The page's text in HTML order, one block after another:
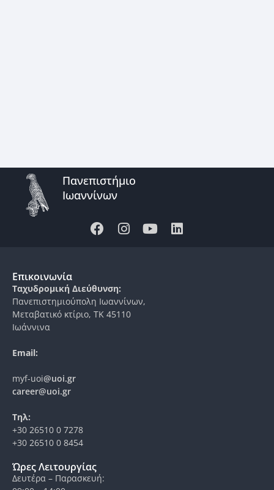
Πανεπιστήμιο
Ιωαννίνων
Επικοινωνία
Ταχυδρομική Διεύθυνση:
Πανεπιστημιούπολη Ιωαννίνων,
Μεταβατικό κτίριο, ΤΚ 45110
Ιωάννινα
Email:
myf-uoi@uoi.gr
career@uoi.gr
Τηλ:
+30 26510 0 7278
+30 26510 0 8454
Ώρες Λειτουργίας
Δευτέρα – Παρασκευή: